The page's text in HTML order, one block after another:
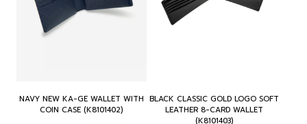
NAVY NEW KA-GE WALLET WITH
COIN CASE (K8101402)
BLACK CLASSIC GOLD LOGO SOFT
LEATHER 8-CARD WALLET
(K8101403)